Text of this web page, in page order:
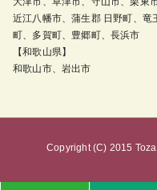
近江八幡市、蒲生郡 日野町、竜
町、多賀町、豊郷町、長浜市
【和歌山県】
和歌山市、岩出市
Copyright (C) 2015